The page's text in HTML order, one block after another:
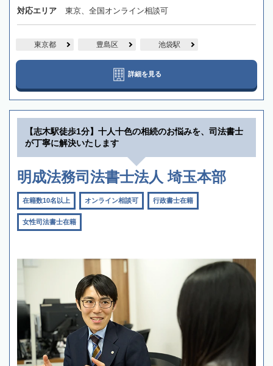
対応エリア 東京、全国オンライン相談可
東京都 豊島区 池袋駅
詳細を見る
【志木駅徒歩1分】十人十色の相続のお悩みを、司法書士
が丁寧に解決いたします
明成法務司法書士法人 埼玉本部
在籍数10名以上 オンライン相談可 行政書士在籍
女性司法書士在籍